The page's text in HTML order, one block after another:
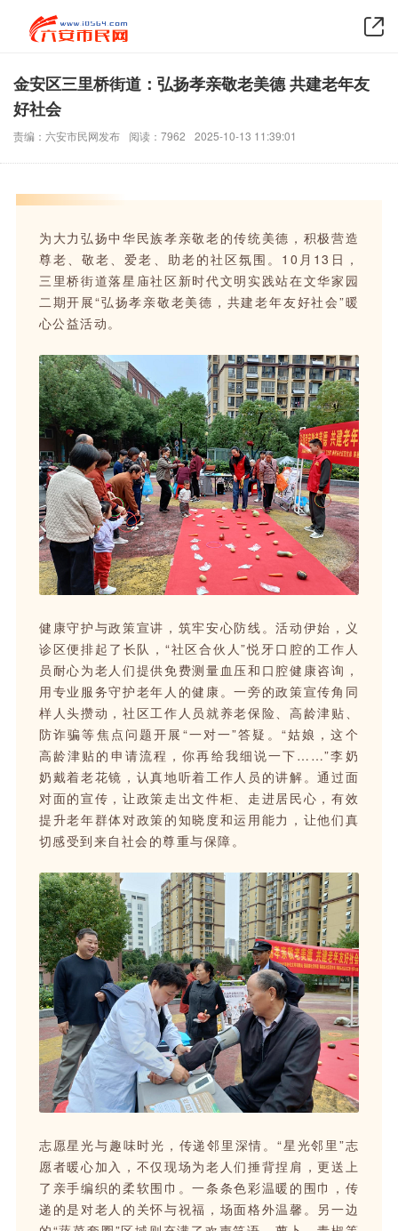
金安区三里桥街道：弘扬孝亲敬老美德 共建老年友
好社会
责编：六安市民网发布 阅读：7962 2025-10-13 11:39:01
为大力弘扬中华民族孝亲敬老的传统美德，积极营造
尊老、敬老、爱老、助老的社区氛围。10月13日，
三里桥街道落星庙社区新时代文明实践站在文华家园
二期开展“弘扬孝亲敬老美德，共建老年友好社会”暖
心公益活动。
健康守护与政策宣讲，筑牢安心防线。活动伊始，义
诊区便排起了长队，“社区合伙人”悦牙口腔的工作人
员耐心为老人们提供免费测量血压和口腔健康咨询，
用专业服务守护老年人的健康。一旁的政策宣传角同
样人头攒动，社区工作人员就养老保险、高龄津贴、
防诈骗等焦点问题开展“一对一”答疑。“姑娘，这个
高龄津贴的申请流程，你再给我细说一下……”李奶
奶戴着老花镜，认真地听着工作人员的讲解。通过面
对面的宣传，让政策走出文件柜、走进居民心，有效
提升老年群体对政策的知晓度和运用能力，让他们真
切感受到来自社会的尊重与保障。
志愿星光与趣味时光，传递邻里深情。“星光邻里”志
愿者暖心加入，不仅现场为老人们捶背捏肩，更送上
了亲手编织的柔软围巾。一条条色彩温暖的围巾，传
递的是对老人的关怀与祝福，场面格外温馨。另一边